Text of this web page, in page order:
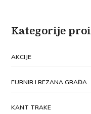
Kategorije
AKCIJE
FURNIR I REZANA GRAĐA
KANT TRAKE